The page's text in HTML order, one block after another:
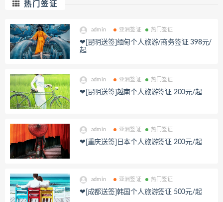
热门签证
admin 亚洲签证 热门签证
❤[昆明送签]缅甸个人旅游/商务签证 398元/
起
admin 亚洲签证 热门签证
❤[昆明送签]越南个人旅游签证 200元/起
admin 亚洲签证 热门签证
❤[重庆送签]日本个人旅游签证 200元/起
admin 亚洲签证 热门签证
❤[成都送签]韩国个人旅游签证 500元/起